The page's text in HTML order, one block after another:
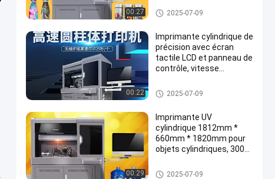
00:27 Imprimante UV à cylindre
2025-07-09
00:22
Imprimante cylindrique de
précision avec écran
tactile LCD et panneau de
contrôle, vitesse
jusqu'à 60 objets par
heure
Imprimante UV à cylindre
2025-07-09
00:29
Imprimante UV
cylindrique 1812mm *
660mm * 1820mm pour
objets cylindriques, 300
d'impression USB 3.0
Imprimante UV à cylindre
2025-07-09